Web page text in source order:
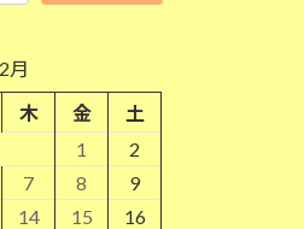
月
木 金
土
1
2
7 8
9
14 15
16